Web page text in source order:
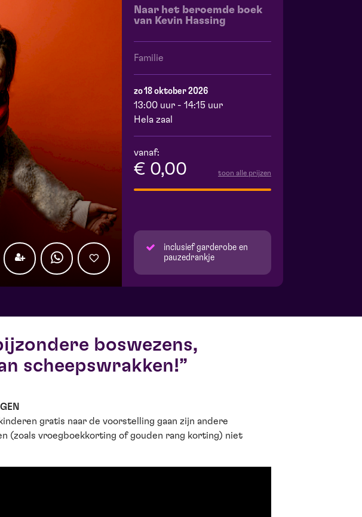
Naar het beroemde boek
van Kevin Hassing
Familie
zo 18 oktober 2026
13:00 uur - 14:15 uur
Hela zaal
vanaf:
€ 0,00 toon alle prijzen
inclusief garderobe en
pauzedrankje
boswezens,
scheepswrakken!
gratis naar de voorstelling gaan zijn andere
(zoals vroegboekkorting of gouden rang korting) niet